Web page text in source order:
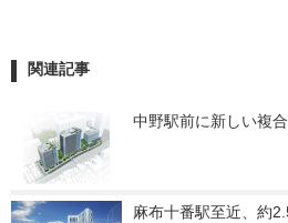
関連記事
中野駅前に新しい複
麻布十番駅至近、約